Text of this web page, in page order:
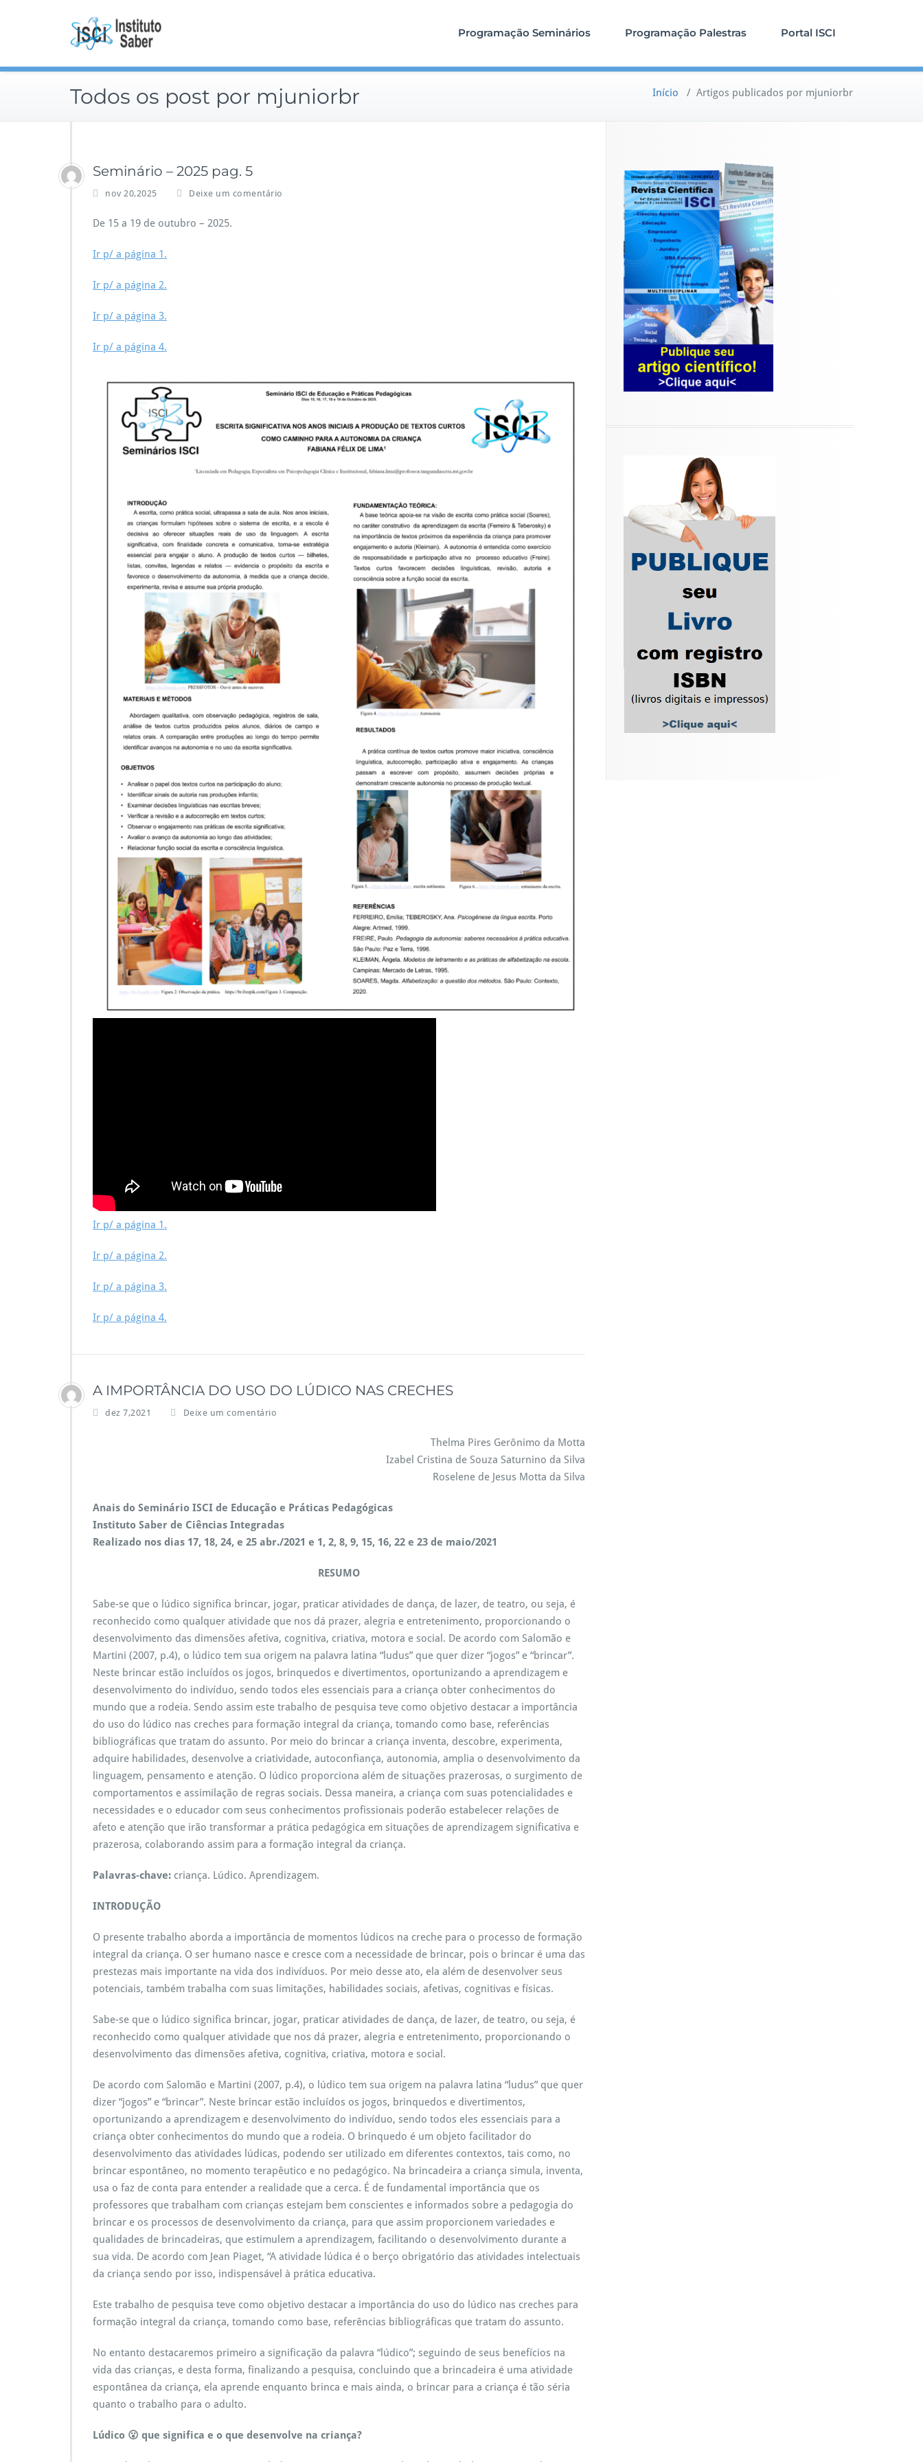
Programação Seminários Programação Palestras Portal ISCI
Todos os post por mjuniorbr Início / Artigos publicados por mjuniorbr
Seminário – 2025 pag. 5
nov 20,2025 Deixe um comentário
De 15 a 19 de outubro – 2025.
Ir p/ a página 1.
Ir p/ a página 2.
Ir p/ a página 3.
Ir p/ a página 4.
Ir p/ a página 1.
Ir p/ a página 2.
Ir p/ a página 3.
Ir p/ a página 4.
A IMPORTÂNCIA DO USO DO LÚDICO NAS CRECHES
dez 7,2021 Deixe um comentário
Thelma Pires Gerônimo da Motta
Izabel Cristina de Souza Saturnino da Silva
Roselene de Jesus Motta da Silva
Anais do Seminário ISCI de Educação e Práticas Pedagógicas
Instituto Saber de Ciências Integradas
Realizado nos dias 17, 18, 24, e 25 abr./2021 e 1, 2, 8, 9, 15, 16, 22 e 23 de maio/2021
RESUMO
Sabe-se que o lúdico significa brincar, jogar, praticar atividades de dança, de lazer, de teatro, ou seja, é
reconhecido como qualquer atividade que nos dá prazer, alegria e entretenimento, proporcionando o
desenvolvimento das dimensões afetiva, cognitiva, criativa, motora e social. De acordo com Salomão e
Martini (2007, p.4), o lúdico tem sua origem na palavra latina “ludus” que quer dizer “jogos” e “brincar”.
Neste brincar estão incluídos os jogos, brinquedos e divertimentos, oportunizando a aprendizagem e
desenvolvimento do indivíduo, sendo todos eles essenciais para a criança obter conhecimentos do
mundo que a rodeia. Sendo assim este trabalho de pesquisa teve como objetivo destacar a importância
do uso do lúdico nas creches para formação integral da criança, tomando como base, referências
bibliográficas que tratam do assunto. Por meio do brincar a criança inventa, descobre, experimenta,
adquire habilidades, desenvolve a criatividade, autoconfiança, autonomia, amplia o desenvolvimento da
linguagem, pensamento e atenção. O lúdico proporciona além de situações prazerosas, o surgimento de
comportamentos e assimilação de regras sociais. Dessa maneira, a criança com suas potencialidades e
necessidades e o educador com seus conhecimentos profissionais poderão estabelecer relações de
afeto e atenção que irão transformar a prática pedagógica em situações de aprendizagem significativa e
prazerosa, colaborando assim para a formação integral da criança.
Palavras-chave: criança. Lúdico. Aprendizagem.
INTRODUÇÃO
O presente trabalho aborda a importância de momentos lúdicos na creche para o processo de formação
integral da criança. O ser humano nasce e cresce com a necessidade de brincar, pois o brincar é uma das
prestezas mais importante na vida dos indivíduos. Por meio desse ato, ela além de desenvolver seus
potenciais, também trabalha com suas limitações, habilidades sociais, afetivas, cognitivas e físicas.
Sabe-se que o lúdico significa brincar, jogar, praticar atividades de dança, de lazer, de teatro, ou seja, é
reconhecido como qualquer atividade que nos dá prazer, alegria e entretenimento, proporcionando o
desenvolvimento das dimensões afetiva, cognitiva, criativa, motora e social.
De acordo com Salomão e Martini (2007, p.4), o lúdico tem sua origem na palavra latina “ludus” que quer
dizer “jogos” e “brincar”. Neste brincar estão incluídos os jogos, brinquedos e divertimentos,
oportunizando a aprendizagem e desenvolvimento do indivíduo, sendo todos eles essenciais para a
criança obter conhecimentos do mundo que a rodeia. O brinquedo é um objeto facilitador do
desenvolvimento das atividades lúdicas, podendo ser utilizado em diferentes contextos, tais como, no
brincar espontâneo, no momento terapêutico e no pedagógico. Na brincadeira a criança simula, inventa,
usa o faz de conta para entender a realidade que a cerca. É de fundamental importância que os
professores que trabalham com crianças estejam bem conscientes e informados sobre a pedagogia do
brincar e os processos de desenvolvimento da criança, para que assim proporcionem variedades e
qualidades de brincadeiras, que estimulem a aprendizagem, facilitando o desenvolvimento durante a
sua vida. De acordo com Jean Piaget, “A atividade lúdica é o berço obrigatório das atividades intelectuais
da criança sendo por isso, indispensável à prática educativa.
Este trabalho de pesquisa teve como objetivo destacar a importância do uso do lúdico nas creches para
formação integral da criança, tomando como base, referências bibliográficas que tratam do assunto.
No entanto destacaremos primeiro a significação da palavra “lúdico”; seguindo de seus benefícios na
vida das crianças, e desta forma, finalizando a pesquisa, concluindo que a brincadeira é uma atividade
espontânea da criança, ela aprende enquanto brinca e mais ainda, o brincar para a criança é tão séria
quanto o trabalho para o adulto.
Lúdico 😮 que significa e o que desenvolve na criança?